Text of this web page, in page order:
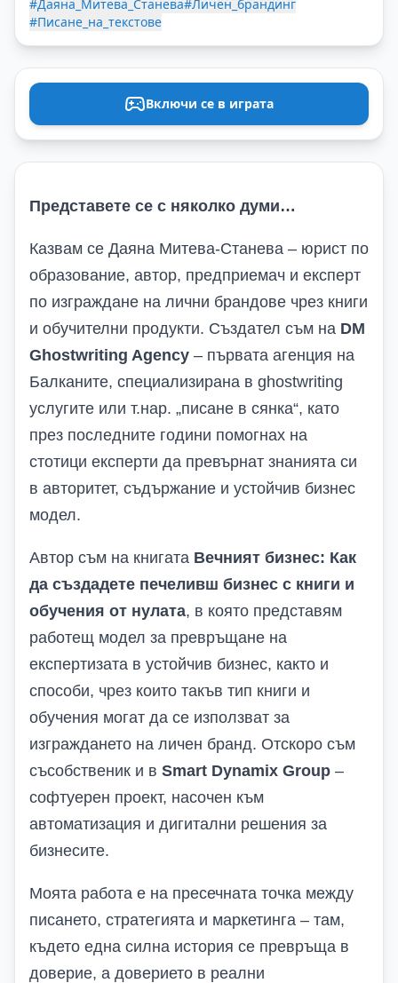
#Даяна_Митева_Станева#Личен_брандинг
#Писане_на_текстове
Включи се в играта
Представете се с няколко думи…
Казвам се Даяна Митева-Станева – юрист по
образование, автор, предприемач и експерт
по изграждане на лични брандове чрез книги
и обучителни продукти. Създател съм на DM
Ghostwriting Agency – първата агенция на
Балканите, специализирана в ghostwriting
услугите или т.нар. „писане в сянка“, като
през последните години помогнах на
стотици експерти да превърнат знанията си
в авторитет, съдържание и устойчив бизнес
модел.
Автор съм на книгата Вечният бизнес: Как
да създадете печеливш бизнес с книги и
обучения от нулата, в която представям
работещ модел за превръщане на
експертизата в устойчив бизнес, както и
способи, чрез които такъв тип книги и
обучения могат да се използват за
изграждането на личен бранд. Отскоро съм
съсобственик и в Smart Dynamix Group –
софтуерен проект, насочен към
автоматизация и дигитални решения за
бизнесите.
Моята работа е на пресечната точка между
писането, стратегията и маркетинга – там,
където една силна история се превръща в
доверие, а доверието в реални